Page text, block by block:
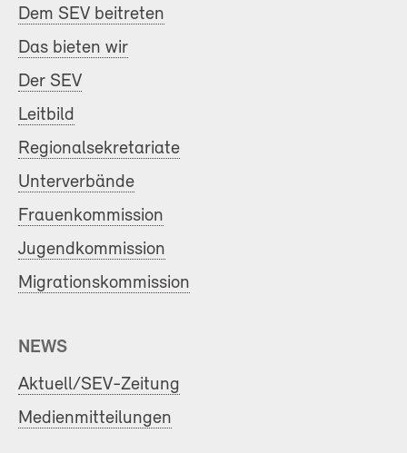
Dem SEV beitreten
Das bieten wir
Der SEV
Leitbild
Regionalsekretariate
Unterverbände
Frauenkommission
Jugendkommission
Migrationskommission
NEWS
Aktuell/SEV-Zeitung
Medienmitteilungen